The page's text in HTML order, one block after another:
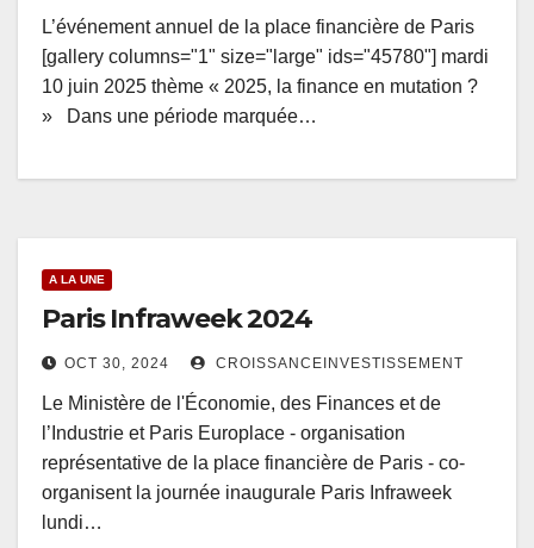
L’événement annuel de la place financière de Paris
[gallery columns="1" size="large" ids="45780"] mardi
10 juin 2025 thème « 2025, la finance en mutation ?
» Dans une période marquée…
A LA UNE
Paris Infraweek 2024
OCT 30, 2024 CROISSANCEINVESTISSEMENT
Le Ministère de l'Économie, des Finances et de
l’Industrie et Paris Europlace - organisation
représentative de la place financière de Paris - co-
organisent la journée inaugurale Paris Infraweek
lundi…